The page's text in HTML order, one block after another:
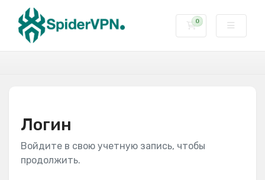
0
Корзина
Логин
Войдите в свою учетную запись, чтобы
продолжить.